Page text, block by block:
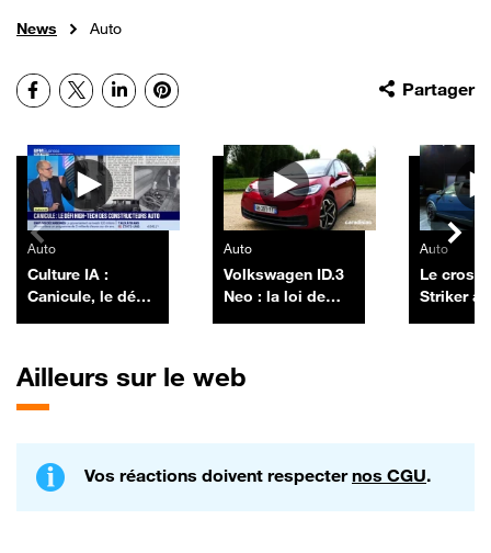
News Auto
Partager
Facebook
X LinkedInPinterest
Autres vidéos
Auto
Culture IA :
Canicule, le défi
Morel - 10/07
Auto
Volkswagen ID.3
Neo : la loi de
Auto
Le
Striker
Ailleurs sur le web
Vos réactions doivent respecternos CGU.